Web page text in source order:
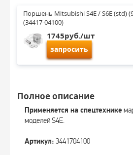
Поршень Mitsubishi S4E / S6E (std)
(34417-04100)
1745руб./шт
запросить
Полное описание
Применяется на спецтехнике
моделей S4E.
Артикул: 3441704100